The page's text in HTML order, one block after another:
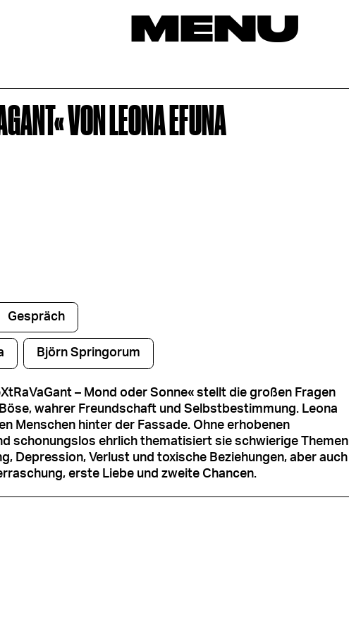
MENU
VON LEONA EFUNA
Gespräch
Björn Springorum
– Mond oder Sonne« stellt die großen Fragen
wahrer Freundschaft und Selbstbestimmung. Leona
Menschen hinter der Fassade. Ohne erhobenen
schonungslos ehrlich thematisiert sie schwierige Themen
Depression, Verlust und toxische Beziehungen, aber auch
erste Liebe und zweite Chancen.